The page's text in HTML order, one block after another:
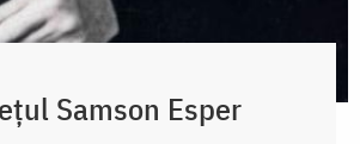
Samson Esper